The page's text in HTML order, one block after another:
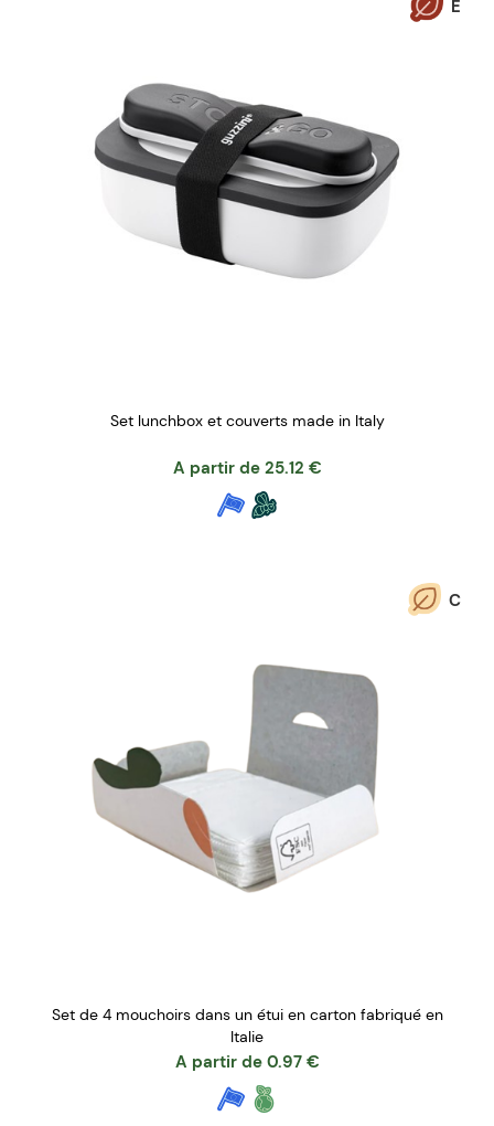
E
Set lunchbox et couverts made in Italy
A partir de 25.12 €
C
Set de 4 mouchoirs dans un étui en carton fabriqué en
Italie
A partir de 0.97 €